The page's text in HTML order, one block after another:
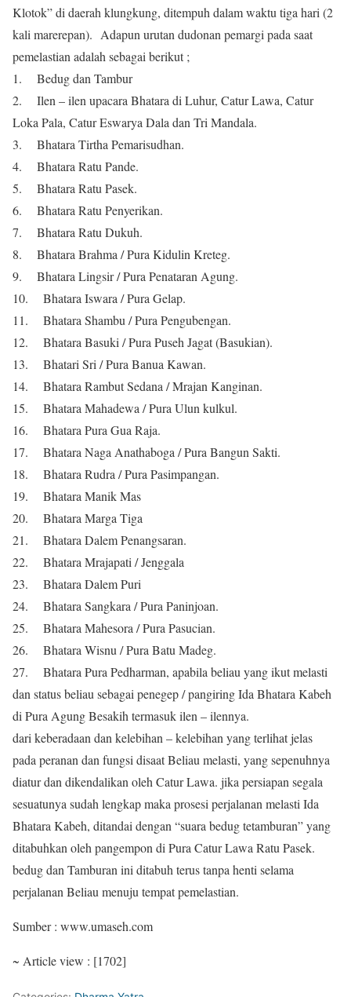
Klotok” di daerah klungkung, ditempuh dalam waktu tiga hari (2
kali marerepan). Adapun urutan dudonan pemargi pada saat
pemelastian adalah sebagai berikut ;
1. Bedug dan Tambur
2. Ilen – ilen upacara Bhatara di Luhur, Catur Lawa, Catur
Loka Pala, Catur Eswarya Dala dan Tri Mandala.
3. Bhatara Tirtha Pemarisudhan.
4. Bhatara Ratu Pande.
5. Bhatara Ratu Pasek.
6. Bhatara Ratu Penyerikan.
7. Bhatara Ratu Dukuh.
8. Bhatara Brahma / Pura Kidulin Kreteg.
9. Bhatara Lingsir / Pura Penataran Agung.
10. Bhatara Iswara / Pura Gelap.
11. Bhatara Shambu / Pura Pengubengan.
12. Bhatara Basuki / Pura Puseh Jagat (Basukian).
13. Bhatari Sri / Pura Banua Kawan.
14. Bhatara Rambut Sedana / Mrajan Kanginan.
15. Bhatara Mahadewa / Pura Ulun kulkul.
16. Bhatara Pura Gua Raja.
17. Bhatara Naga Anathaboga / Pura Bangun Sakti.
18. Bhatara Rudra / Pura Pasimpangan.
19. Bhatara Manik Mas
20. Bhatara Marga Tiga
21. Bhatara Dalem Penangsaran.
22. Bhatara Mrajapati / Jenggala
23. Bhatara Dalem Puri
24. Bhatara Sangkara / Pura Paninjoan.
25. Bhatara Mahesora / Pura Pasucian.
26. Bhatara Wisnu / Pura Batu Madeg.
27. Bhatara Pura Pedharman, apabila beliau yang ikut melasti
dan status beliau sebagai penegep / pangiring Ida Bhatara Kabeh
di Pura Agung Besakih termasuk ilen – ilennya.
dari keberadaan dan kelebihan – kelebihan yang terlihat jelas
pada peranan dan fungsi disaat Beliau melasti, yang sepenuhnya
diatur dan dikendalikan oleh Catur Lawa. jika persiapan segala
sesuatunya sudah lengkap maka prosesi perjalanan melasti Ida
Bhatara Kabeh, ditandai dengan “suara bedug tetamburan” yang
ditabuhkan oleh pangempon di Pura Catur Lawa Ratu Pasek.
bedug dan Tamburan ini ditabuh terus tanpa henti selama
perjalanan Beliau menuju tempat pemelastian.
Sumber : www.umaseh.com
~ Article view : [1702]